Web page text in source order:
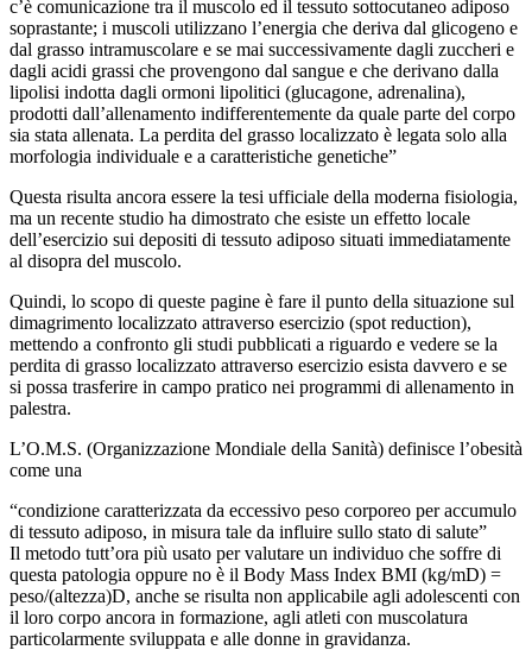
c’è comunicazione tra il muscolo ed il tessuto sottocutaneo adiposo
soprastante; i muscoli utilizzano l’energia che deriva dal glicogeno e
dal grasso intramuscolare e se mai successivamente dagli zuccheri e
dagli acidi grassi che provengono dal sangue e che derivano dalla
lipolisi indotta dagli ormoni lipolitici (glucagone, adrenalina),
prodotti dall’allenamento indifferentemente da quale parte del corpo
sia stata allenata. La perdita del grasso localizzato è legata solo alla
morfologia individuale e a caratteristiche genetiche”
Questa risulta ancora essere la tesi ufficiale della moderna fisiologia,
ma un recente studio ha dimostrato che esiste un effetto locale
dell’esercizio sui depositi di tessuto adiposo situati immediatamente
al disopra del muscolo.
Quindi, lo scopo di queste pagine è fare il punto della situazione sul
dimagrimento localizzato attraverso esercizio (spot reduction),
mettendo a confronto gli studi pubblicati a riguardo e vedere se la
perdita di grasso localizzato attraverso esercizio esista davvero e se
si possa trasferire in campo pratico nei programmi di allenamento in
palestra.
L’O.M.S. (Organizzazione Mondiale della Sanità) definisce l’obesità
come una
“condizione caratterizzata da eccessivo peso corporeo per accumulo
di tessuto adiposo, in misura tale da influire sullo stato di salute”
Il metodo tutt’ora più usato per valutare un individuo che soffre di
questa patologia oppure no è il Body Mass Index BMI (kg/mD) =
peso/(altezza)D, anche se risulta non applicabile agli adolescenti con
il loro corpo ancora in formazione, agli atleti con muscolatura
particolarmente sviluppata e alle donne in gravidanza.